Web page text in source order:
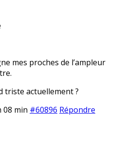
mes proches de l’ampleur
triste actuellement ?
08 min #60896 Répondre